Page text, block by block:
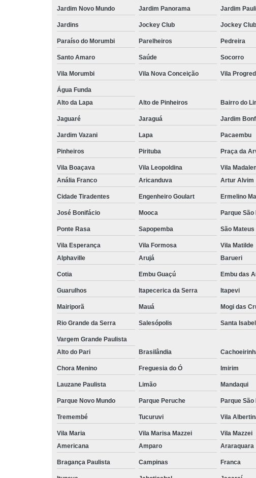
Jardim Novo Mundo Jardim Panorama Jardim
Jardins Jockey Club Jockey
Paraíso do Morumbi Parelheiros Pedreira
Santo Amaro Saúde Socorro
Vila Morumbi Vila Nova Conceição Vila
Água Funda
Alto da Lapa
Alto de Pinheiros Bairro do
Jaguaré Jaraguá Jardim
Jardim Vazani Lapa Pacaembu
Pinheiros Pirituba Praça da
Vila Boaçava Vila Leopoldina Vila
Anália Franco
Aricanduva Artur Alvim
Cidade Tiradentes Engenheiro Goulart Ermelino
José Bonifácio Mooca Parque São
Ponte Rasa Sapopemba São Mateus
Vila Esperança Vila Formosa Vila Matilde
Alphaville
Arujá Barueri
Cotia Embu Guaçú Embu das
Guarulhos Itapecerica da Serra Itapevi
Mairiporã Mauá Mogi das
Rio Grande da Serra Salesópolis Santa Isabel
Vargem Grande Paulista
Alto do Pari
Brasilândia
Chora Menino Freguesia do Ó Imirim
Lauzane Paulista Limão Mandaqui
Parque Novo Mundo Parque Peruche Parque São
Tremembé Tucuruvi Vila
Vila Maria Vila Marisa Mazzei Vila Mazzei
Americana
Amparo Araraquara
Bragança Paulista Campinas Franca